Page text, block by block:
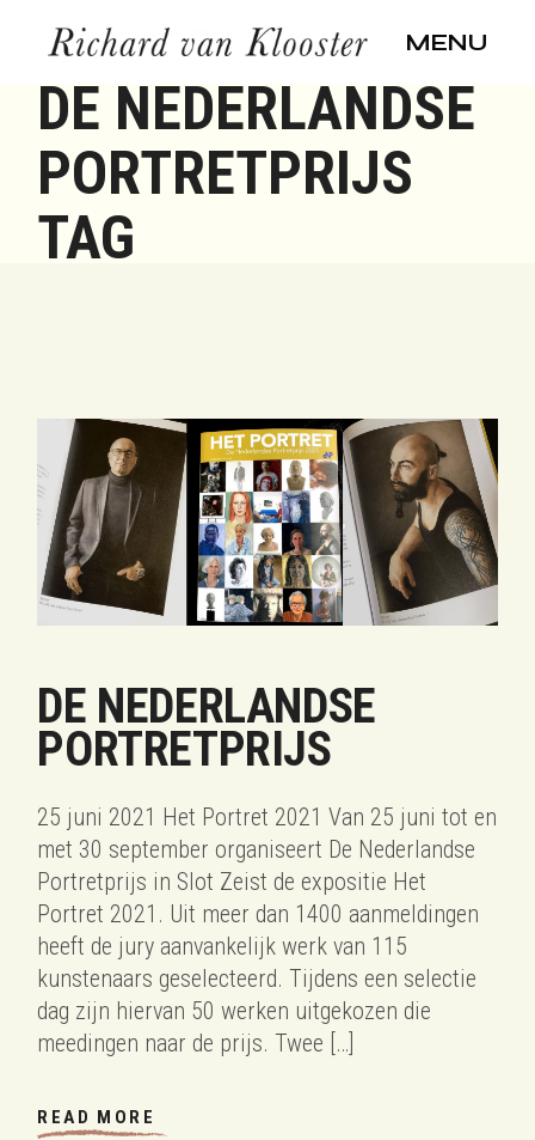
content
MENU
DE NEDERLANDSE
PORTRETPRIJS
TAG
DE NEDERLANDSE
PORTRETPRIJS
25 juni 2021 Het Portret 2021 Van 25 juni tot en
met 30 september organiseert De Nederlandse
Portretprijs in Slot Zeist de expositie Het
Portret 2021. Uit meer dan 1400 aanmeldingen
heeft de jury aanvankelijk werk van 115
kunstenaars geselecteerd. Tijdens een selectie
dag zijn hiervan 50 werken uitgekozen die
meedingen naar de prijs. Twee […]
READ MORE